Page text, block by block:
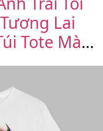
Lai
Tote Màu